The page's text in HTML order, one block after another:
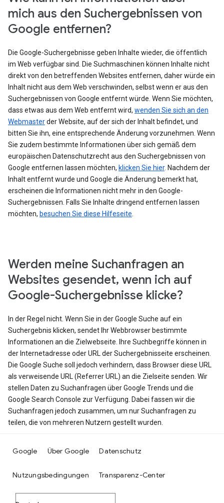
mich aus den Suchergebnissen von
Google entfernen?
Die Google-Suchergebnisse geben Inhalte wieder, die öffentlich
im Web verfügbar sind. Die Suchmaschinen können Inhalte nicht
direkt von den betreffenden Websites entfernen, daher würde ein
Inhalt nicht aus dem Web verschwinden, selbst wenn er aus den
Suchergebnissen von Google entfernt würde. Wenn Sie möchten,
dass etwas aus dem Web entfernt wird, wenden Sie sich an den
Webmasterder Website, auf der sich der Inhalt befindet, und
bitten Sie ihn, eine entsprechende Änderung vorzunehmen. Wenn
Sie zudem bestimmte Informationen über sich gemäß dem
europäischen Datenschutzrecht aus den Suchergebnissen von
Google entfernen lassen möchten, klicken Sie hier. Nachdem der
Inhalt entfernt wurde und Google die Änderung bemerkt hat,
erscheinen die Informationen nicht mehr in den Google-
Suchergebnissen. Falls Sie Inhalte dringend entfernen lassen
möchten, besuchen Sie diese Hilfeseite
Werden meine Suchanfragen an
Websites gesendet, wenn ich auf
Google-Suchergebnisse klicke?
In der Regel nicht. Wenn Sie in der Google Suche auf ein
Suchergebnis klicken, sendet Ihr Webbrowser bestimmte
Informationen an die Zielwebseite. Ihre Suchbegriffe können in
der Internetadresse oder URL der Suchergebnisseite erscheinen.
Die Google Suche soll jedoch verhindern, dass Browser diese URL
als verweisende URL (Referrer URL) an die Zielseite senden. Wir
stellen Daten zu Suchanfragen über Google Trends und die
Google Search Console zur Verfügung. Dabei fassen wir die
Suchanfragen jedoch zusammen, um nur Suchanfragen zu
teilen, die von mehreren Nutzern gestellt wurden.
Google Über Google Datenschutz
Nutzungsbedingungen Transparenz-Center